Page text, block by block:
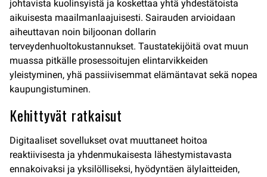
johtavista kuolinsyistä ja koskettaa yhtä yhdestätoista
aikuisesta maailmanlaajuisesti. Sairauden arvioidaan
aiheuttavan noin biljoonan dollarin
terveydenhuoltokustannukset. Taustatekijöitä ovat muun
muassa pitkälle prosessoitujen elintarvikkeiden
yleistyminen, yhä passiivisemmat elämäntavat sekä nopea
kaupungistuminen.
Kehittyvät ratkaisut
Digitaaliset sovellukset ovat muuttaneet hoitoa
reaktiivisesta ja yhdenmukaisesta lähestymistavasta
ennakoivaksi ja yksilölliseksi, hyödyntäen älylaitteiden,